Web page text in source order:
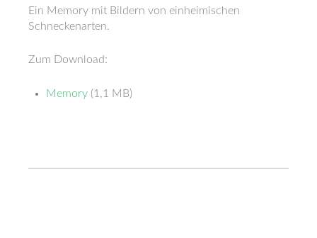
Ein Memory mit Bildern von einheimischen
Schneckenarten.
Zum Download:
Memory (1,1 MB)